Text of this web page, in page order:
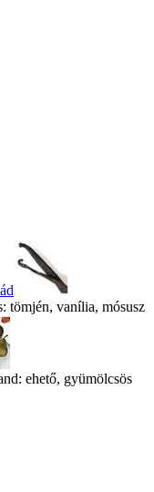
tömjén, vanília, mósusz
ehető, gyümölcsös